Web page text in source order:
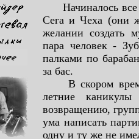
Начиналось все
Сега и Чеха (они
желании создать
пара человек -
палками по
за бас.
В скором
летние
возвращению,
ума написать
одну и ту же не